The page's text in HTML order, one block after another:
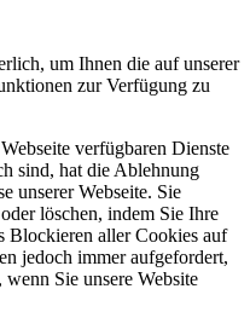
um Ihnen die auf unserer
zur Verfügung zu
verfügbaren Dienste
sind, hat die Ablehnung
unserer Webseite. Sie
löschen, indem Sie Ihre
Blockieren aller Cookies auf
jedoch immer aufgefordert,
Sie unsere Website